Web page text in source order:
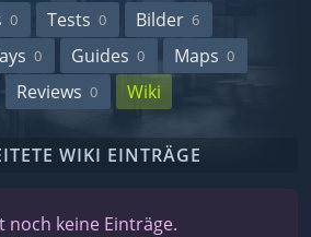
0 Tests 0 Bilder 6
0 Guides 0 Maps 0
Reviews 0 Wiki
WIKI EINTRÄGE
noch keine Einträge.